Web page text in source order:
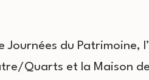
Journées du Patrimoine,
Quarts et la Maison